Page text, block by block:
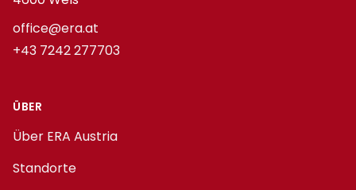
office@era.at
+43 7242 277703
ÜBER
Über ERA Austria
Standorte